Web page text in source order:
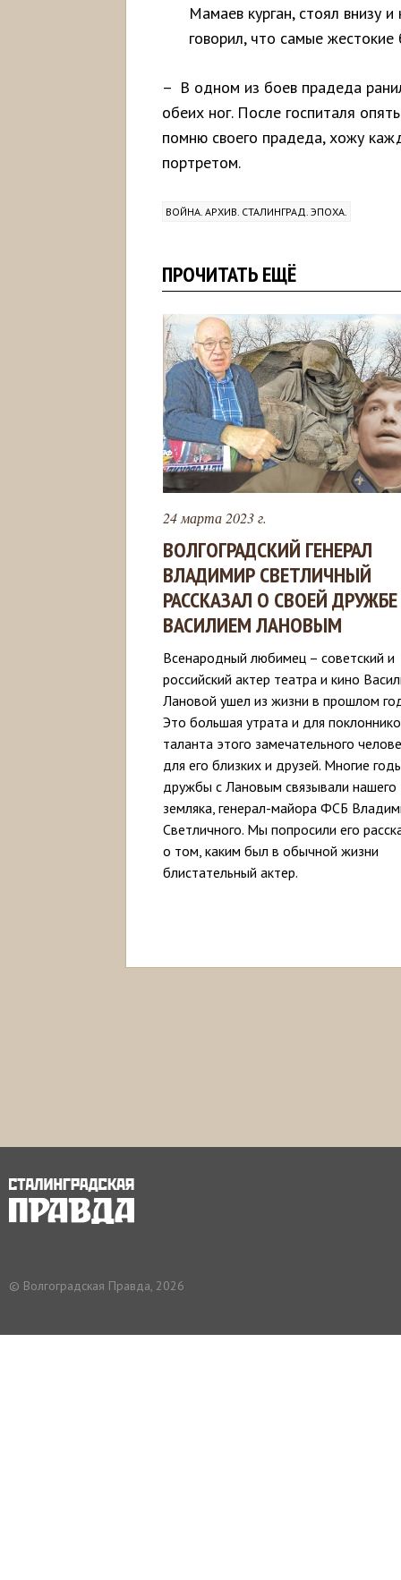
Мамаев курган, стоял внизу
говорил, что самые
– В одном из боев прадеда
обеих ног. После госпиталя
помню своего прадеда, хожу
портретом.
ВОЙНА. АРХИВ. СТАЛИНГРАД. ЭПОХА.
ПРОЧИТАТЬ ЕЩЁ
24 марта 2023 г.
ВОЛГОГРАДСКИЙ ГЕНЕРАЛ
ВЛАДИМИР СВЕТЛИЧНЫЙ
РАССКАЗАЛ О СВОЕЙ
ВАСИЛИЕМ ЛАНОВЫМ
Всенародный любимец – советский и
российский актер театра и кино
Лановой ушел из жизни в прошлом
Это большая утрата и для
таланта этого замечательного
для его близких и друзей. Многие
дружбы с Лановым связывали нашего
земляка, генерал-майора ФСБ
Светличного. Мы попросили его
о том, каким был в обычной жизни
блистательный актер.
© Волгоградская Правда, 2026